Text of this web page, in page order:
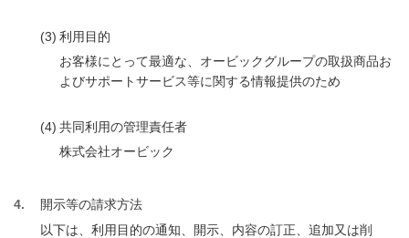
(3) 利用目的
お客様にとって最適な、オービックグループの取扱商品お
よびサポートサービス等に関する情報提供のため
(4) 共同利用の管理責任者
株式会社オービック
4
開示等の請求方法
以下は、利用目的の通知、開示、内容の訂正、追加又は削